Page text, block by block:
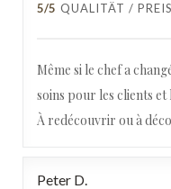
5/5 QUALITÄT / PREIS
Même si le chef a
soins pour les clients et
À redécouvrir ou à
Peter D